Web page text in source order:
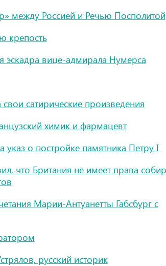
между Россией и Речью Посполитой
крепость
вице-адмирала Нумерса
сатирические произведения
химик и фармацевт
указ о постройке памятника Петру I
что Британия не имеет права
Марии-Антуанетты Габсбург с
русский историк